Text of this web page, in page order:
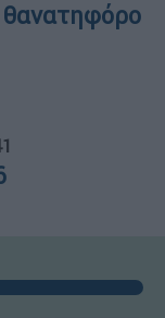
θανατηφόρο